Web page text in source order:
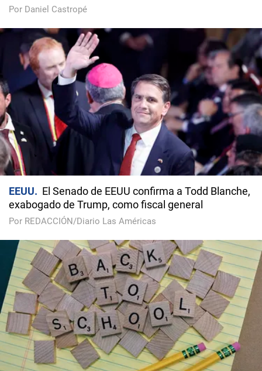
Por Daniel Castropé
EEUU
El Senado de EEUU confirma a Todd Blanche,
exabogado de Trump, como fiscal general
Por REDACCIÓN/Diario Las Américas